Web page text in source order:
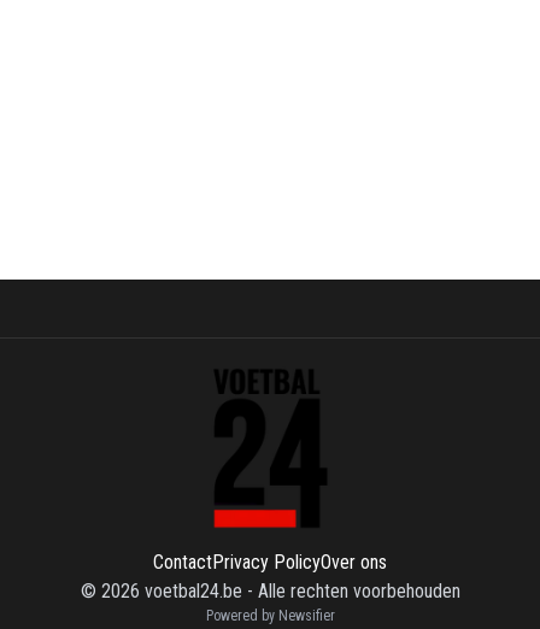
ContactPrivacy PolicyOver ons
© 2026 voetbal24.be - Alle rechten voorbehouden
Powered by Newsifier